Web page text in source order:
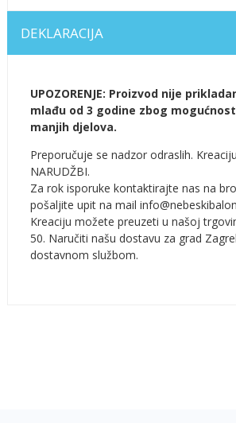
DEKLARACIJA
UPOZORENJE: Proizvod nije
mlađu od 3 godine zbog
manjih djelova.
Preporučuje se nadzor odraslih.
NARUDŽBI.
Za rok isporuke kontaktirajte nas na
pošaljite upit na mail
Kreaciju možete preuzeti u našoj
50. Naručiti našu dostavu za grad
dostavnom službom.